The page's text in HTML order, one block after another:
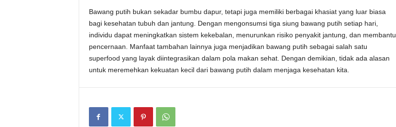
Bawang putih bukan sekadar bumbu dapur, tetapi juga memiliki berbagai khasiat yang luar biasa
bagi kesehatan tubuh dan jantung. Dengan mengonsumsi tiga siung bawang putih setiap hari,
individu dapat meningkatkan sistem kekebalan, menurunkan risiko penyakit jantung, dan membantu
pencernaan. Manfaat tambahan lainnya juga menjadikan bawang putih sebagai salah satu
superfood yang layak diintegrasikan dalam pola makan sehat. Dengan demikian, tidak ada alasan
untuk meremehkan kekuatan kecil dari bawang putih dalam menjaga kesehatan kita.